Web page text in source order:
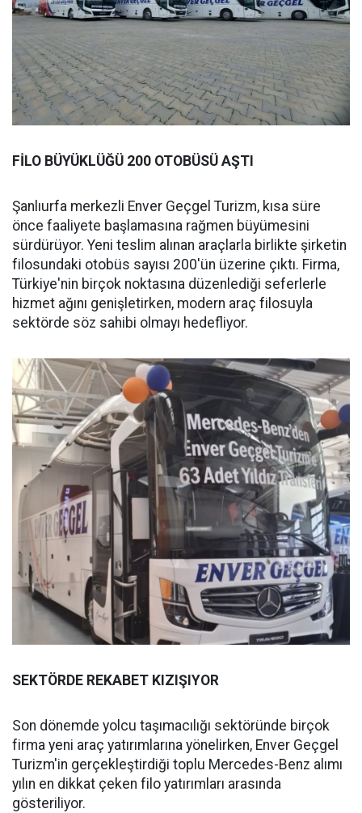
FİLO BÜYÜKLÜĞÜ 200 OTOBÜSÜ AŞTI
Şanlıurfa merkezli Enver Geçgel Turizm, kısa süre
önce faaliyete başlamasına rağmen büyümesini
sürdürüyor. Yeni teslim alınan araçlarla birlikte şirketin
filosundaki otobüs sayısı 200'ün üzerine çıktı. Firma,
Türkiye'nin birçok noktasına düzenlediği seferlerle
hizmet ağını genişletirken, modern araç filosuyla
sektörde söz sahibi olmayı hedefliyor.
SEKTÖRDE REKABET KIZIŞIYOR
Son dönemde yolcu taşımacılığı sektöründe birçok
firma yeni araç yatırımlarına yönelirken, Enver Geçgel
Turizm'in gerçekleştirdiği toplu Mercedes-Benz alımı
yılın en dikkat çeken filo yatırımları arasında
gösteriliyor.